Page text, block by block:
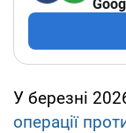
У березні
операції